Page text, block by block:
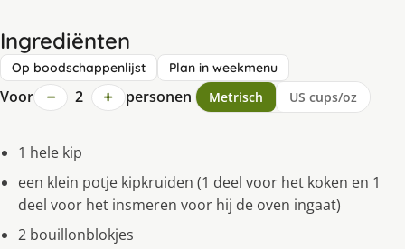
Ingrediënten
Op boodschappenlijst Plan in weekmenu
Voor − 2 + personen Metrisch US cups/oz
1 hele kip
een klein potje kipkruiden (1 deel voor het koken en 1
deel voor het insmeren voor hij de oven ingaat)
2 bouillonblokjes